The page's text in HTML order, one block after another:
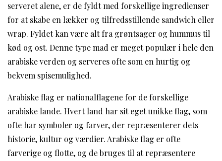
serveret alene, er de fyldt med forskellige ingredienser
for at skabe en lækker og tilfredsstillende sandwich eller
wrap. Fyldet kan være alt fra grøntsager og hummus til
kød og ost. Denne type mad er meget populær i hele den
arabiske verden og serveres ofte som en hurtig og
bekvem spisemulighed.
Arabiske flag er nationalflagene for de forskellige
arabiske lande. Hvert land har sit eget unikke flag, som
ofte har symboler og farver, der repræsenterer dets
historie, kultur og værdier. Arabiske flag er ofte
farverige og flotte, og de bruges til at repræsentere